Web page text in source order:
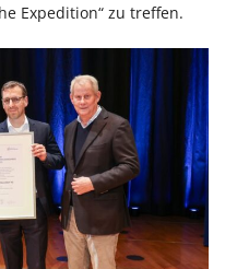
Expedition“ zu treffen.